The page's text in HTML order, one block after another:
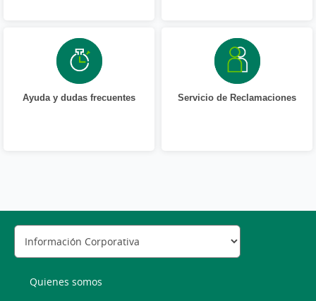
Ayuda y dudas frecuentes Servicio de Reclamaciones
Quienes somos